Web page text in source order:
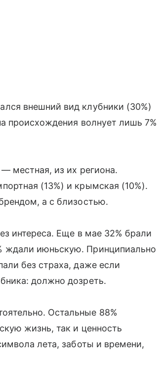
внешний вид клубники (30%)
происхождения волнует лишь 7%
местная, из их региона.
(13%) и крымская (10%).
а с близостью.
интереса. Еще в мае 32% брали
ждали июньскую. Принципиально
без страха, даже если
должно дозреть.
Остальные 88%
жизнь, так и ценность
лета, заботы и времени,